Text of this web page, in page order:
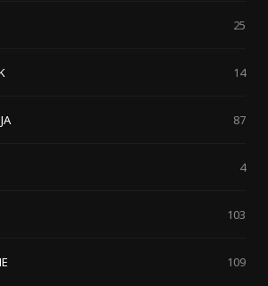
25
14
87
4
103
109